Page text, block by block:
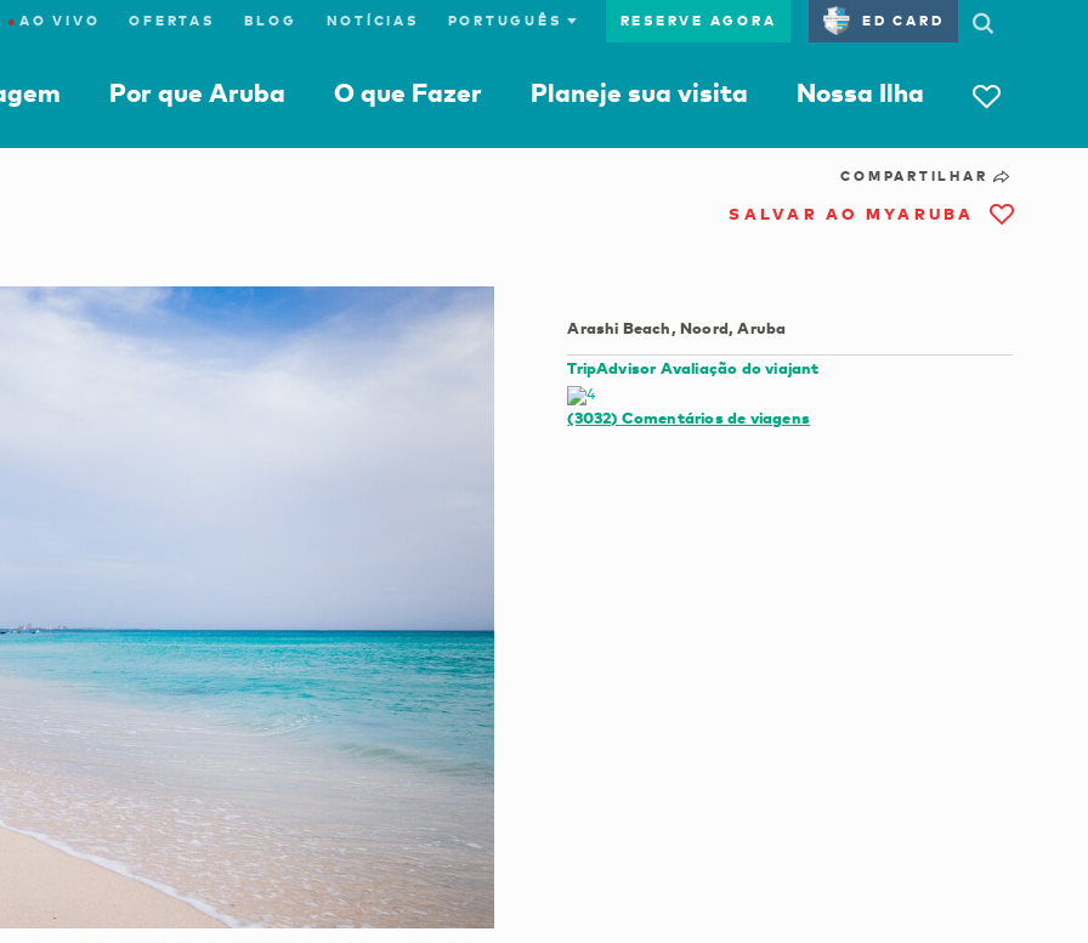
●AO VIVO OFERTAS BLOG NOTÍCIAS RESERVE AGORA ED CARD
Por que Aruba O que Fazer Planeje sua visita Nossa Ilha
COMPARTILHAR
SALVAR AO MYARUBA
Arashi Beach, Noord, Aruba
TripAdvisor Avaliação do viajant
(3032) Comentários de viagens